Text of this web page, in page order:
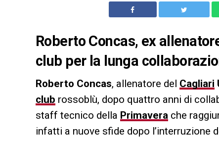
Roberto Concas, ex
club per la lunga
Roberto Concas, allenatore del Cagliari
club rossoblù, dopo quattro anni di
staff tecnico della Primavera che
infatti a nuove sfide dopo l’interruzione